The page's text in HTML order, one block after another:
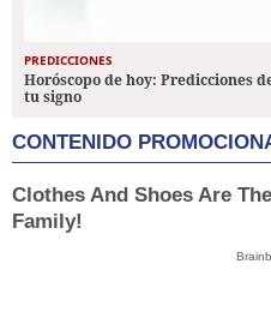
PREDICCIONES
Horóscopo de hoy: Predicciones
tu signo
CONTENIDO
Clothes And Shoes Are
Family!